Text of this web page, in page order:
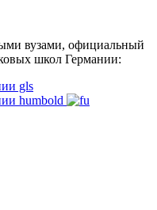
вузами, официальный
школ Германии: